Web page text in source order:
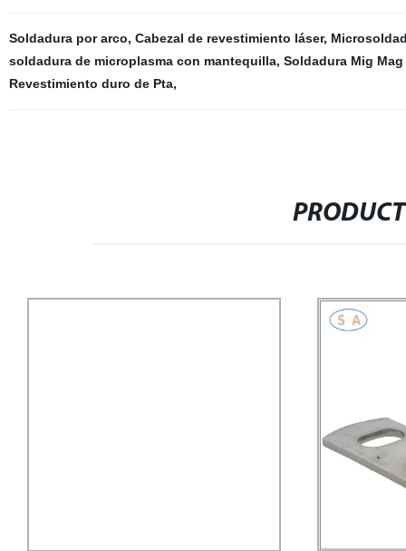
Soldadura por arco, Cabezal de revestimiento láser,
soldadura de microplasma con mantequilla, Soldadura Mig
Revestimiento duro de Pta,